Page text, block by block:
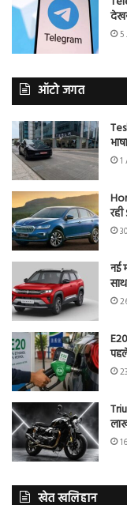
5
ऑटो जगत
1
नई
खेत खलिहान